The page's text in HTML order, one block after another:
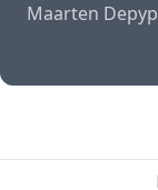
Maarten